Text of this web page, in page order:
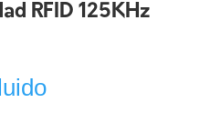
RFID 125KHz